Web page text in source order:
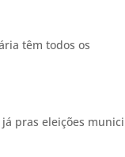
têm todos os
pras eleições